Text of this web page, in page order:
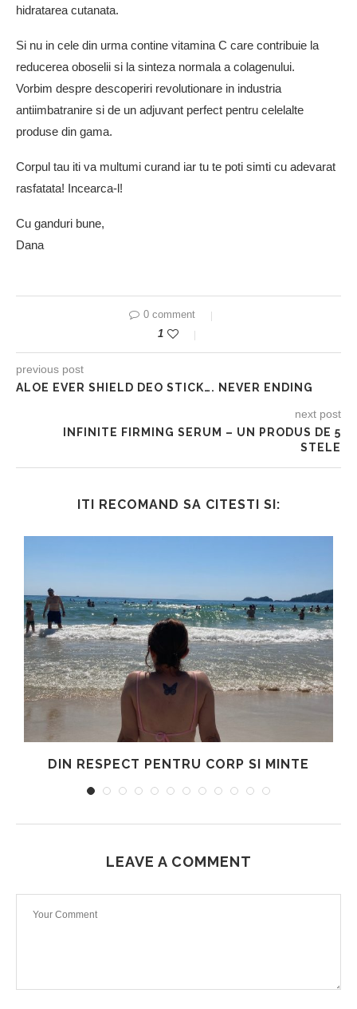
hidratarea cutanata.
Si nu in cele din urma contine vitamina C care contribuie la
reducerea oboselii si la sinteza normala a colagenului.
Vorbim despre descoperiri revolutionare in industria
antiimbatranire si de un adjuvant perfect pentru celelalte
produse din gama.
Corpul tau iti va multumi curand iar tu te poti simti cu adevarat
rasfatata! Incearca-l!
Cu ganduri bune,
Dana
0 comment
1
previous post
ALOE EVER SHIELD DEO STICK…. NEVER ENDING
next post
INFINITE FIRMING SERUM – UN PRODUS DE 5
STELE
ITI RECOMAND SA CITESTI SI:
DIN RESPECT PENTRU CORP SI MINTE
LEAVE A COMMENT